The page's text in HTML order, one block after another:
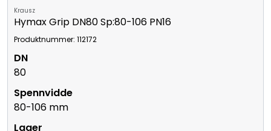
Krausz
Hymax Grip DN80 Sp:80-106 PN16
Produktnummer: 112172
80
80-106 mm